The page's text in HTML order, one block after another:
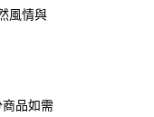
家銀行
風情與
品如需